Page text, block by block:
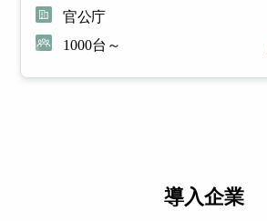
官公庁
1000台～
導入企業